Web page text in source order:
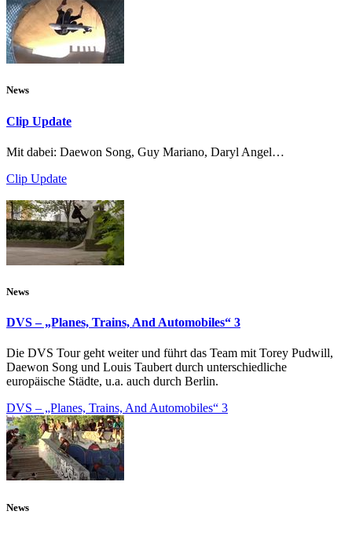
News
Clip Update
Mit dabei: Daewon Song, Guy Mariano, Daryl Angel…
Clip Update
News
DVS – „Planes, Trains, And Automobiles“ 3
Die DVS Tour geht weiter und führt das Team mit Torey Pudwill,
Daewon Song und Louis Taubert durch unterschiedliche
europäische Städte, u.a. auch durch Berlin.
DVS – „Planes, Trains, And Automobiles“ 3
News